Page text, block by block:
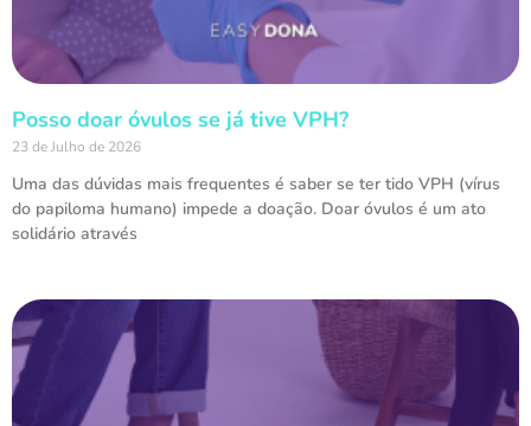
Posso doar óvulos se já tive VPH?
23 de Julho de 2026
Uma das dúvidas mais frequentes é saber se ter tido VPH (vírus
do papiloma humano) impede a doação. Doar óvulos é um ato
solidário através